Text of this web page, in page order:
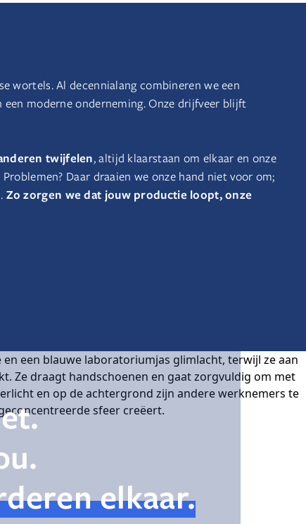
wortels. Al decennialang combineren we een
moderne onderneming. Onze drijfveer blijft
twijfelen, altijd klaarstaan om elkaar en onze
Daar draaien we onze hand niet voor om;
Zo zorgen we dat jouw productie loopt, onze
elkaar.